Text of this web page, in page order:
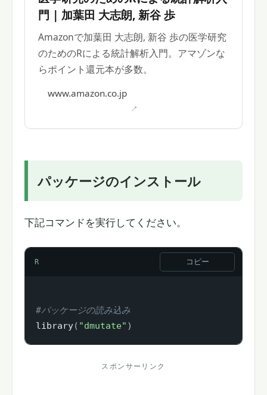
門 | 加葉田 大志朗, 新谷 歩
Amazonで加葉田 大志朗, 新谷 歩の医学研究
のためのRによる統計解析入門。アマゾンな
らポイント還元本が多数。
www.amazon.co.jp
パッケージのインストール
下記コマンドを実行してください。
R コピー
#パッケージの読み込み
library( "dmutate" )
スポンサーリンク